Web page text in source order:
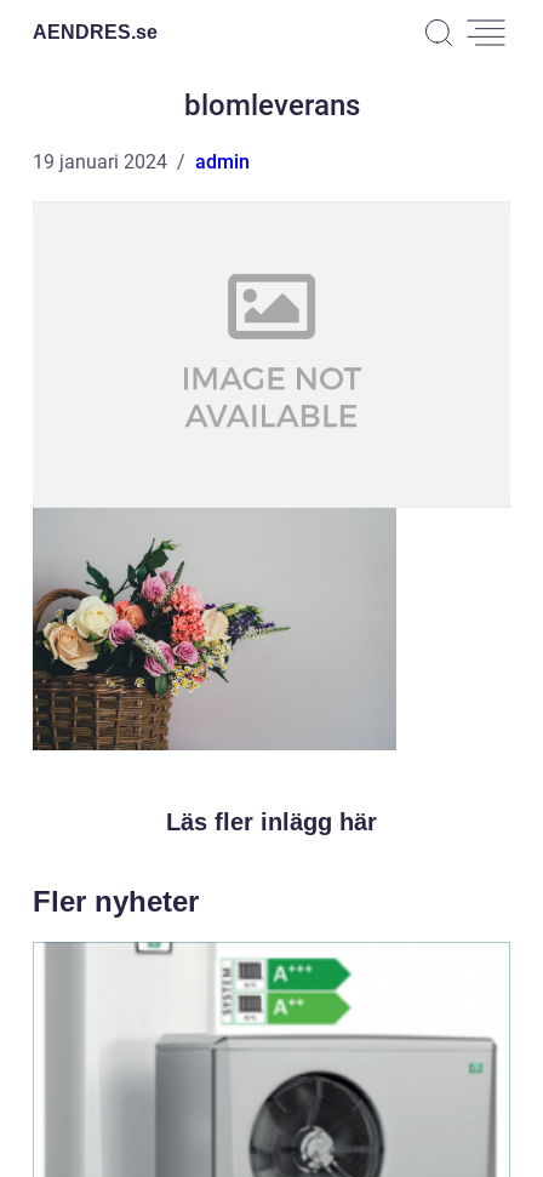
AENDRES.se
blomleverans
19 januari 2024 admin
Läs fler inlägg här
Fler nyheter